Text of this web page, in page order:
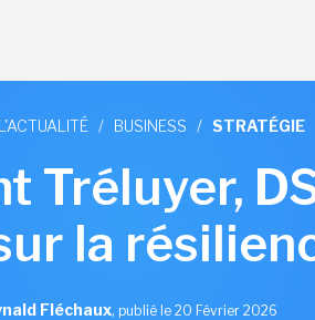
/ BUSINESS / STRATÉGIE
Tréluyer,
la
Fléchaux, publié le 20 Février 2026